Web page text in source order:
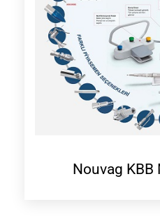
Nouvag